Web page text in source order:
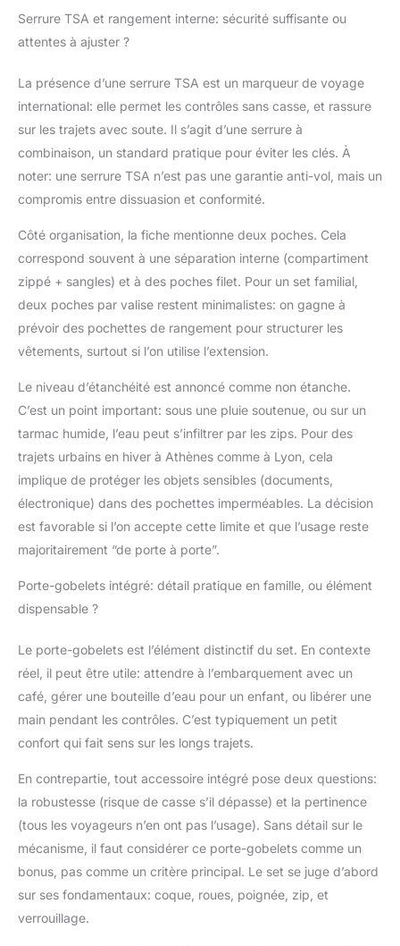
Serrure TSA et rangement interne: sécurité suffisante ou
attentes à ajuster ?
La présence d’une serrure TSA est un marqueur de voyage
international: elle permet les contrôles sans casse, et rassure
sur les trajets avec soute. Il s’agit d’une serrure à
combinaison, un standard pratique pour éviter les clés. À
noter: une serrure TSA n’est pas une garantie anti-vol, mais un
compromis entre dissuasion et conformité.
Côté organisation, la fiche mentionne deux poches. Cela
correspond souvent à une séparation interne (compartiment
zippé + sangles) et à des poches filet. Pour un set familial,
deux poches par valise restent minimalistes: on gagne à
prévoir des pochettes de rangement pour structurer les
vêtements, surtout si l’on utilise l’extension.
Le niveau d’étanchéité est annoncé comme non étanche.
C’est un point important: sous une pluie soutenue, ou sur un
tarmac humide, l’eau peut s’infiltrer par les zips. Pour des
trajets urbains en hiver à Athènes comme à Lyon, cela
implique de protéger les objets sensibles (documents,
électronique) dans des pochettes imperméables. La décision
est favorable si l’on accepte cette limite et que l’usage reste
majoritairement “de porte à porte”.
Porte-gobelets intégré: détail pratique en famille, ou élément
dispensable ?
Le porte-gobelets est l’élément distinctif du set. En contexte
réel, il peut être utile: attendre à l’embarquement avec un
café, gérer une bouteille d’eau pour un enfant, ou libérer une
main pendant les contrôles. C’est typiquement un petit
confort qui fait sens sur les longs trajets.
En contrepartie, tout accessoire intégré pose deux questions:
la robustesse (risque de casse s’il dépasse) et la pertinence
(tous les voyageurs n’en ont pas l’usage). Sans détail sur le
mécanisme, il faut considérer ce porte-gobelets comme un
bonus, pas comme un critère principal. Le set se juge d’abord
sur ses fondamentaux: coque, roues, poignée, zip, et
verrouillage.